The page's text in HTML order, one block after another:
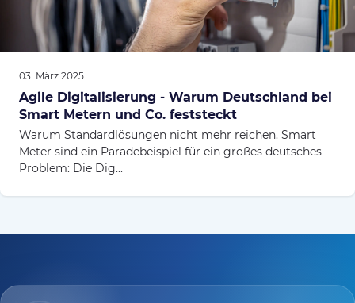
03. März 2025
Agile Digitalisierung - Warum Deutschland bei
Smart Metern und Co. feststeckt
Warum Standardlösungen nicht mehr reichen. Smart
Meter sind ein Paradebeispiel für ein großes deutsches
Problem: Die Dig...